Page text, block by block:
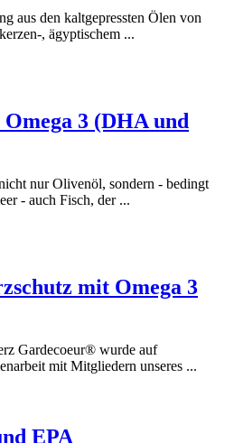
aus den kaltgepressten Ölen von
, ägyptischem ...
3 (DHA und
nur Olivenöl, sondern - bedingt
- auch Fisch, der ...
mit Omega 3
Gardecoeur® wurde auf
mit Mitgliedern unseres ...
EPA